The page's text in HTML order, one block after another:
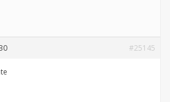
#25145